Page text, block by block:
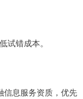
试错成本。
信息服务资质，优先